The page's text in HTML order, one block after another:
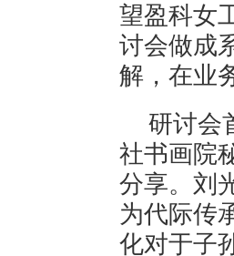
望盈科女
讨会做成
解，在业
研讨会
社书画院
分享。刘
为代际传
化对于子